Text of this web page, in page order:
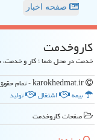
صفحه اخبار
كاروخدمت
خدمت در محل شما ؛ کار و
بیمه
اشتغال
تولید
صفحات كاروخدمت